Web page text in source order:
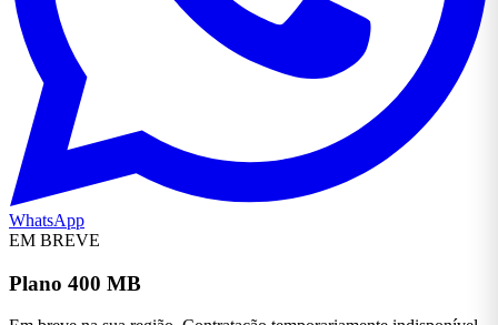
WhatsApp
EM BREVE
Plano 400 MB